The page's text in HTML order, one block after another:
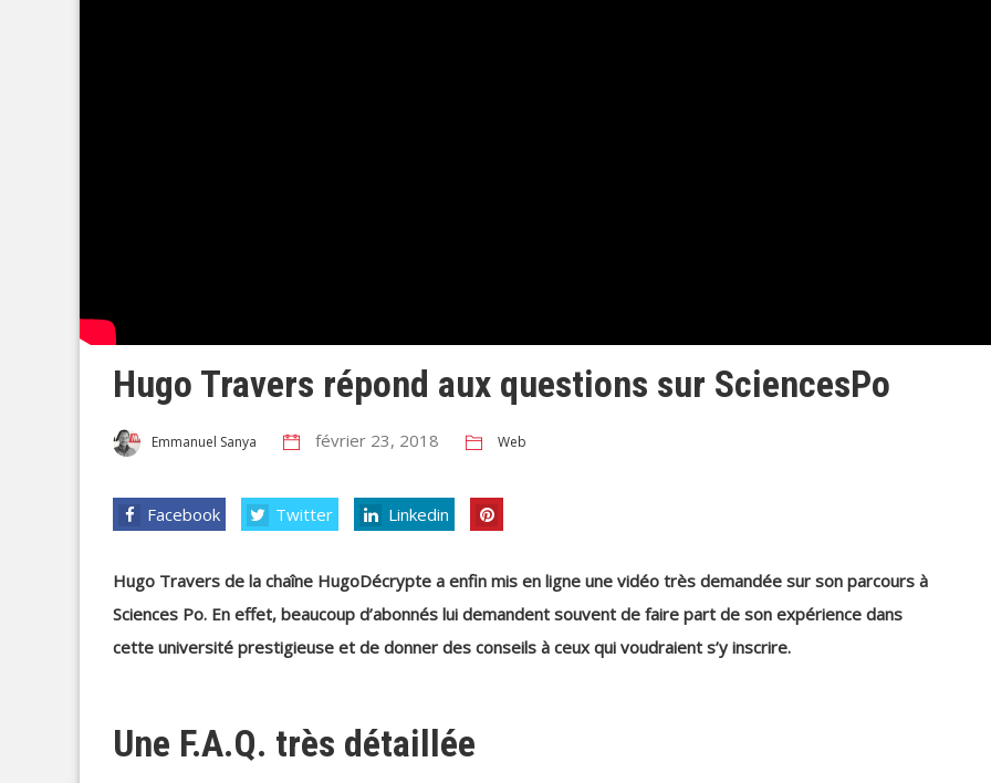
Hugo Travers répond aux questions sur SciencesPo
Emmanuel Sanya février 23, 2018 Web
Facebook Twitter Linkedin
Hugo Travers de la chaîne HugoDécrypte a enfin mis en ligne une vidéo très demandée sur son parcours à
Sciences Po. En effet, beaucoup d’abonnés lui demandent souvent de faire part de son expérience dans
cette université prestigieuse et de donner des conseils à ceux qui voudraient s’y inscrire.
Une F.A.Q. très détaillée